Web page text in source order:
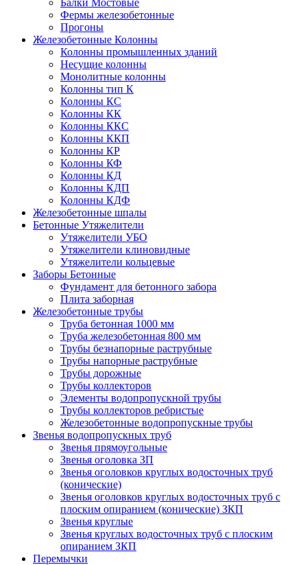
Балки Мостовые
Фермы железобетонные
Прогоны
Железобетонные Колонны
Колонны промышленных зданий
Несущие колонны
Монолитные колонны
Колонны тип К
Колонны КС
Колонны КК
Колонны ККС
Колонны ККП
Колонны КР
Колонны КФ
Колонны КД
Колонны КДП
Колонны КДФ
Железобетонные шпалы
Бетонные Утяжелители
Утяжелители УБО
Утяжелители клиновидные
Утяжелители кольцевые
Заборы Бетонные
Фундамент для бетонного забора
Плита заборная
Железобетонные трубы
Труба бетонная 1000 мм
Труба железобетонная 800 мм
Трубы безнапорные раструбные
Трубы напорные раструбные
Трубы дорожные
Трубы коллекторов
Элементы водопропускной трубы
Трубы коллекторов ребристые
Железобетонные водопропускные трубы
Звенья водопропускных труб
Звенья прямоугольные
Звенья оголовка ЗП
Звенья оголовков круглых водосточных труб
(конические)
Звенья оголовков круглых водосточных труб с
плоским опиранием (конические) ЗКП
Звенья круглые
Звенья круглых водосточных труб с плоским
опиранием ЗКП
Перемычки